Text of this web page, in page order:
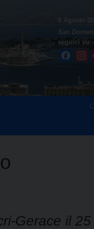
8 Agosto
San
seguici su
Gerace il 25